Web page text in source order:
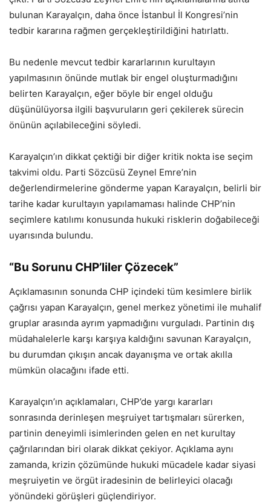
bulunan Karayalçın, daha önce İstanbul İl Kongresi’nin
tedbir kararına rağmen gerçekleştirildiğini hatırlattı.
Bu nedenle mevcut tedbir kararlarının kurultayın
yapılmasının önünde mutlak bir engel oluşturmadığını
belirten Karayalçın, eğer böyle bir engel olduğu
düşünülüyorsa ilgili başvuruların geri çekilerek sürecin
önünün açılabileceğini söyledi.
Karayalçın’ın dikkat çektiği bir diğer kritik nokta ise seçim
takvimi oldu. Parti Sözcüsü Zeynel Emre’nin
değerlendirmelerine gönderme yapan Karayalçın, belirli bir
tarihe kadar kurultayın yapılamaması halinde CHP’nin
seçimlere katılımı konusunda hukuki risklerin doğabileceği
uyarısında bulundu.
“Bu Sorunu CHP’liler Çözecek”
Açıklamasının sonunda CHP içindeki tüm kesimlere birlik
çağrısı yapan Karayalçın, genel merkez yönetimi ile muhalif
gruplar arasında ayrım yapmadığını vurguladı. Partinin dış
müdahalelerle karşı karşıya kaldığını savunan Karayalçın,
bu durumdan çıkışın ancak dayanışma ve ortak akılla
mümkün olacağını ifade etti.
Karayalçın’ın açıklamaları, CHP’de yargı kararları
sonrasında derinleşen meşruiyet tartışmaları sürerken,
partinin deneyimli isimlerinden gelen en net kurultay
çağrılarından biri olarak dikkat çekiyor. Açıklama aynı
zamanda, krizin çözümünde hukuki mücadele kadar siyasi
meşruiyetin ve örgüt iradesinin de belirleyici olacağı
yönündeki görüşleri güçlendiriyor.